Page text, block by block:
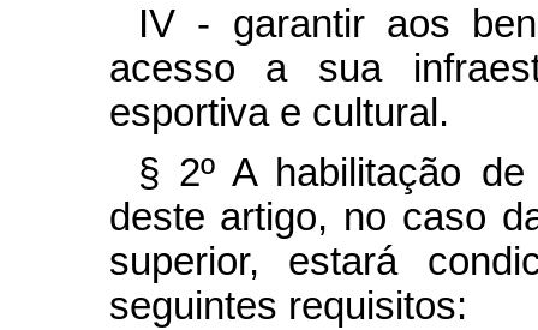
IV - garantir aos
acesso a sua
esportiva e cultural.
§ 2º A habilitação
deste artigo, no caso
superior, estará
seguintes requisitos: